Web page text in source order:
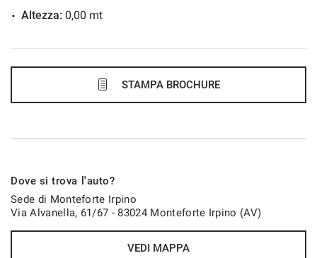
529€/mese
48 Mesi
Altezza: 0,00 mt
STAMPA BROCHURE
Dove si trova l'auto?
Sede di Monteforte Irpino
Via Alvanella, 61/67 - 83024 Monteforte Irpino (AV)
VEDI MAPPA